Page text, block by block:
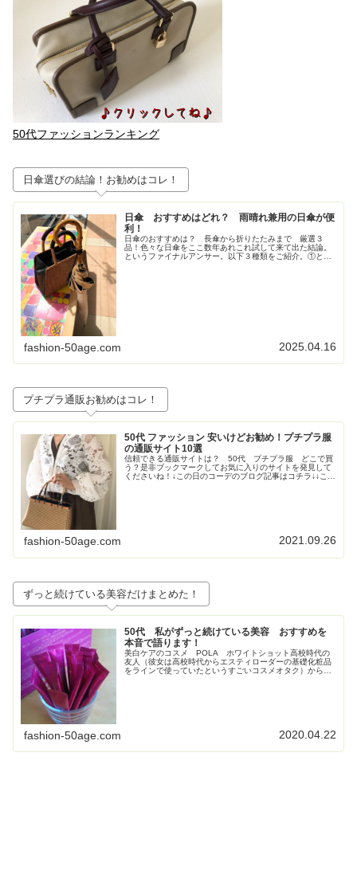
50代ファッションランキング
日傘選びの結論！お勧めはコレ！
日傘 おすすめはどれ？ 雨晴れ兼用の日傘が便
利！
日傘のおすすめは？ 長傘から折りたたみまで 厳選３
品！色々な日傘をここ数年あれこれ試して来て出た結論。
というファイナルアンサー。以下３種類をご紹介。①とに
fashion-50age.com 2025.04.16
プチプラ通販お勧めはコレ！
50代 ファッション 安いけどお勧め！プチプラ服
の通販サイト10選
信頼できる通販サイトは？ 50代 プチプラ服 どこで買
う？是非ブックマークしてお気に入りのサイトを発見して
くださいね！↓この日のコーデのブログ記事はコチラ↓↓この
fashion-50age.com 2021.09.26
ずっと続けている美容だけまとめた！
50代 私がずっと続けている美容 おすすめを
本音で語ります！
美白ケアのコスメ POLA ホワイトショット高校時代の
友人（彼女は高校時代からエスティローダーの基礎化粧品
をラインで使っていたというすごいコスメオタク）からす
fashion-50age.com 2020.04.22